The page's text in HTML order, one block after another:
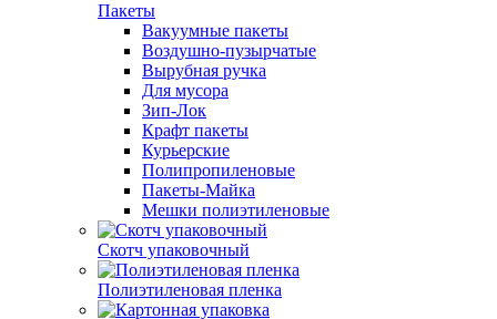
Пакеты
Вакуумные пакеты
Воздушно-пузырчатые
Вырубная ручка
Для мусора
Зип-Лок
Крафт пакеты
Курьерские
Полипропиленовые
Пакеты-Майка
Мешки полиэтиленовые
Скотч упаковочный
Полиэтиленовая пленка